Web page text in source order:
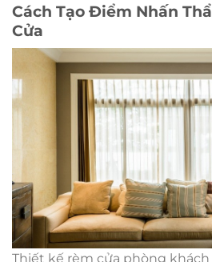
Cách Tạo Điểm Nhấn
Cửa
Thiết kế rèm cửa phòng